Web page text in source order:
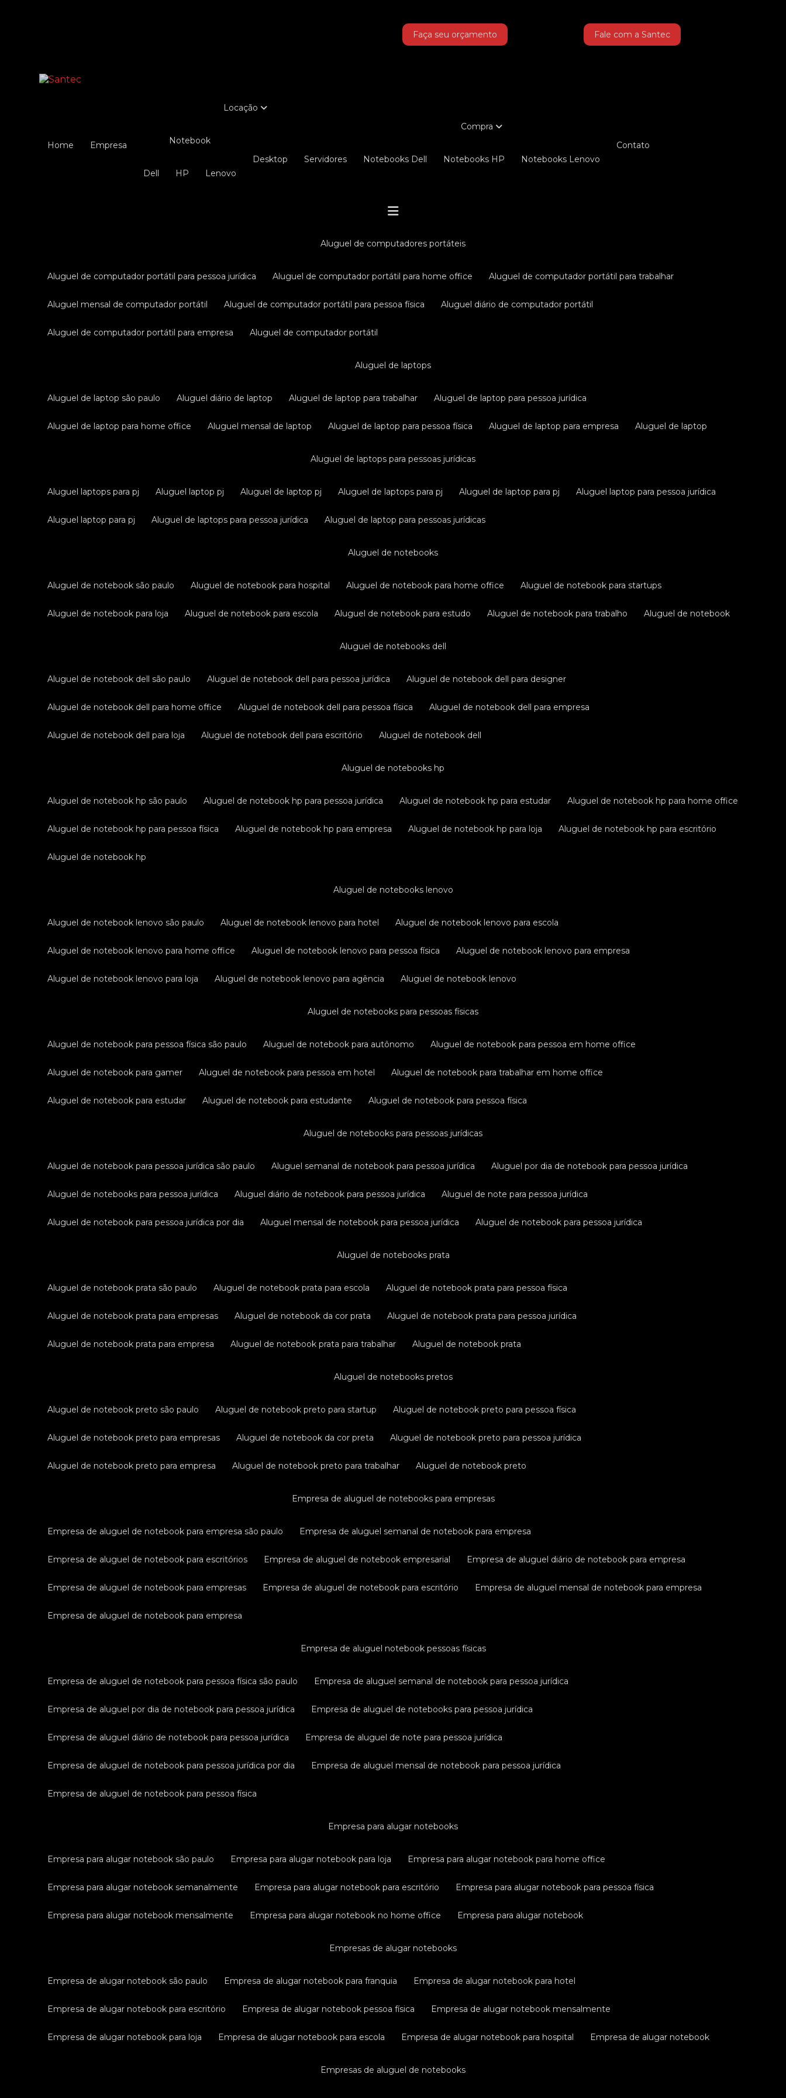
Faça seu orçamento Fale com a Santec
Home Empresa
Locação
Notebook
Dell HP Lenovo
Desktop Servidores
Compra
Notebooks Dell Notebooks HP Notebooks Lenovo
Contato
aluguel de computadores portáteis
aluguel de computador portátil para pessoa jurídica aluguel de computador portátil para home office aluguel de computador portátil para trabalhar
aluguel mensal de computador portátil aluguel de computador portátil para pessoa física aluguel diário de computador portátil
aluguel de computador portátil para empresa aluguel de computador portátil
aluguel de laptops
aluguel de laptop são paulo aluguel diário de laptop aluguel de laptop para trabalhar aluguel de laptop para pessoa jurídica
aluguel de laptop para home office aluguel mensal de laptop aluguel de laptop para pessoa física aluguel de laptop para empresa aluguel de laptop
aluguel de laptops para pessoas jurídicas
aluguel laptops para pj aluguel laptop pj aluguel de laptop pj aluguel de laptops para pj aluguel de laptop para pj aluguel laptop para pessoa jurídica
aluguel laptop para pj aluguel de laptops para pessoa jurídica aluguel de laptop para pessoas jurídicas
aluguel de notebooks
aluguel de notebook são paulo aluguel de notebook para hospital aluguel de notebook para home office aluguel de notebook para startups
aluguel de notebook para loja aluguel de notebook para escola aluguel de notebook para estudo aluguel de notebook para trabalho aluguel de notebook
aluguel de notebooks dell
aluguel de notebook dell são paulo aluguel de notebook dell para pessoa jurídica aluguel de notebook dell para designer
aluguel de notebook dell para home office aluguel de notebook dell para pessoa física aluguel de notebook dell para empresa
aluguel de notebook dell para loja aluguel de notebook dell para escritório aluguel de notebook dell
aluguel de notebooks hp
aluguel de notebook hp são paulo aluguel de notebook hp para pessoa jurídica aluguel de notebook hp para estudar aluguel de notebook hp para home office
aluguel de notebook hp para pessoa física aluguel de notebook hp para empresa aluguel de notebook hp para loja aluguel de notebook hp para escritório
aluguel de notebook hp
aluguel de notebooks lenovo
aluguel de notebook lenovo são paulo aluguel de notebook lenovo para hotel aluguel de notebook lenovo para escola
aluguel de notebook lenovo para home office aluguel de notebook lenovo para pessoa física aluguel de notebook lenovo para empresa
aluguel de notebook lenovo para loja aluguel de notebook lenovo para agência aluguel de notebook lenovo
aluguel de notebooks para pessoas físicas
aluguel de notebook para pessoa física são paulo aluguel de notebook para autônomo aluguel de notebook para pessoa em home office
aluguel de notebook para gamer aluguel de notebook para pessoa em hotel aluguel de notebook para trabalhar em home office
aluguel de notebook para estudar aluguel de notebook para estudante aluguel de notebook para pessoa física
aluguel de notebooks para pessoas jurídicas
aluguel de notebook para pessoa jurídica são paulo aluguel semanal de notebook para pessoa jurídica aluguel por dia de notebook para pessoa jurídica
aluguel de notebooks para pessoa jurídica aluguel diário de notebook para pessoa jurídica aluguel de note para pessoa jurídica
aluguel de notebook para pessoa jurídica por dia aluguel mensal de notebook para pessoa jurídica aluguel de notebook para pessoa jurídica
aluguel de notebooks prata
aluguel de notebook prata são paulo aluguel de notebook prata para escola aluguel de notebook prata para pessoa física
aluguel de notebook prata para empresas aluguel de notebook da cor prata aluguel de notebook prata para pessoa jurídica
aluguel de notebook prata para empresa aluguel de notebook prata para trabalhar aluguel de notebook prata
aluguel de notebooks pretos
aluguel de notebook preto são paulo aluguel de notebook preto para startup aluguel de notebook preto para pessoa física
aluguel de notebook preto para empresas aluguel de notebook da cor preta aluguel de notebook preto para pessoa jurídica
aluguel de notebook preto para empresa aluguel de notebook preto para trabalhar aluguel de notebook preto
empresa de aluguel de notebooks para empresas
empresa de aluguel de notebook para empresa são paulo empresa de aluguel semanal de notebook para empresa
empresa de aluguel de notebook para escritórios empresa de aluguel de notebook empresarial empresa de aluguel diário de notebook para empresa
empresa de aluguel de notebook para empresas empresa de aluguel de notebook para escritório empresa de aluguel mensal de notebook para empresa
empresa de aluguel de notebook para empresa
empresa de aluguel notebook pessoas físicas
empresa de aluguel de notebook para pessoa física são paulo empresa de aluguel semanal de notebook para pessoa jurídica
empresa de aluguel por dia de notebook para pessoa jurídica empresa de aluguel de notebooks para pessoa jurídica
empresa de aluguel diário de notebook para pessoa jurídica empresa de aluguel de note para pessoa jurídica
empresa de aluguel de notebook para pessoa jurídica por dia empresa de aluguel mensal de notebook para pessoa jurídica
empresa de aluguel de notebook para pessoa física
empresa para alugar notebooks
empresa para alugar notebook são paulo empresa para alugar notebook para loja empresa para alugar notebook para home office
empresa para alugar notebook semanalmente empresa para alugar notebook para escritório empresa para alugar notebook para pessoa física
empresa para alugar notebook mensalmente empresa para alugar notebook no home office empresa para alugar notebook
empresas de alugar notebooks
empresa de alugar notebook são paulo empresa de alugar notebook para franquia empresa de alugar notebook para hotel
empresa de alugar notebook para escritório empresa de alugar notebook pessoa física empresa de alugar notebook mensalmente
empresa de alugar notebook para loja empresa de alugar notebook para escola empresa de alugar notebook para hospital empresa de alugar notebook
empresas de aluguel de notebooks